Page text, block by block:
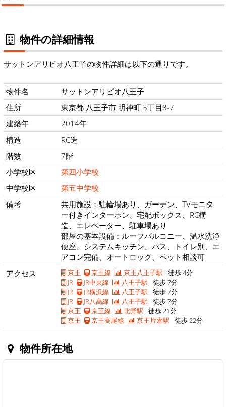
物件の詳細情報
サットンアリビオ八王子の物件詳細は以下の通りです。
物件名
サットンアリビオ八王子
住所
東京都 八王子市 明神町 3丁目8-7
建築年
2014年
構造
RC造
階数
7階
小学校区
第四小学校
中学校区
第五中学校
備考
共用施設：駐輪場あり、ガーデン、TVモニタ
ー付きインターホン、宅配ボックス、RC構
造、エレベーター、駐車場あり
部屋の基本設備：ルーフバルコニー、温水洗浄
便座、システムキッチン、バス、トイレ別、エ
アコン完備、オートロック、ペット相談可
アクセス
京王 京王線 京王八王子駅 徒歩 4分
JR
JR中央線 八王子駅 徒歩 7分
JR
JR横浜線 八王子駅 徒歩 7分
JR
JR八高線 八王子駅 徒歩 7分
京王
京王線 北野駅 徒歩 21分
京王
京王高尾線 京王片倉駅 徒歩 22分
物件所在地